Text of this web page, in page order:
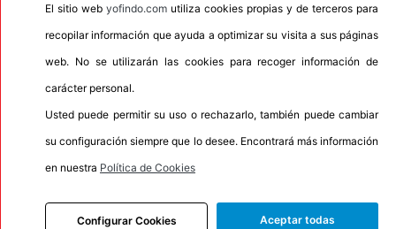
VREDESTEIN
24/48h
1 unidades en
250/50-10 IMP TL 97A8 GREENTRAX
Envío gratis en
El sitio web yofindo.com utiliza cookies propias y de terceros para
recopilar información que ayuda a optimizar su visita a sus páginas
web. No se utilizarán las cookies para recoger información de
carácter personal.
Usted puede permitir su uso o rechazarlo, también puede cambiar
su configuración siempre que lo desee. Encontrará más información
en nuestra Política de Cookies
Configurar Cookies Aceptar todas